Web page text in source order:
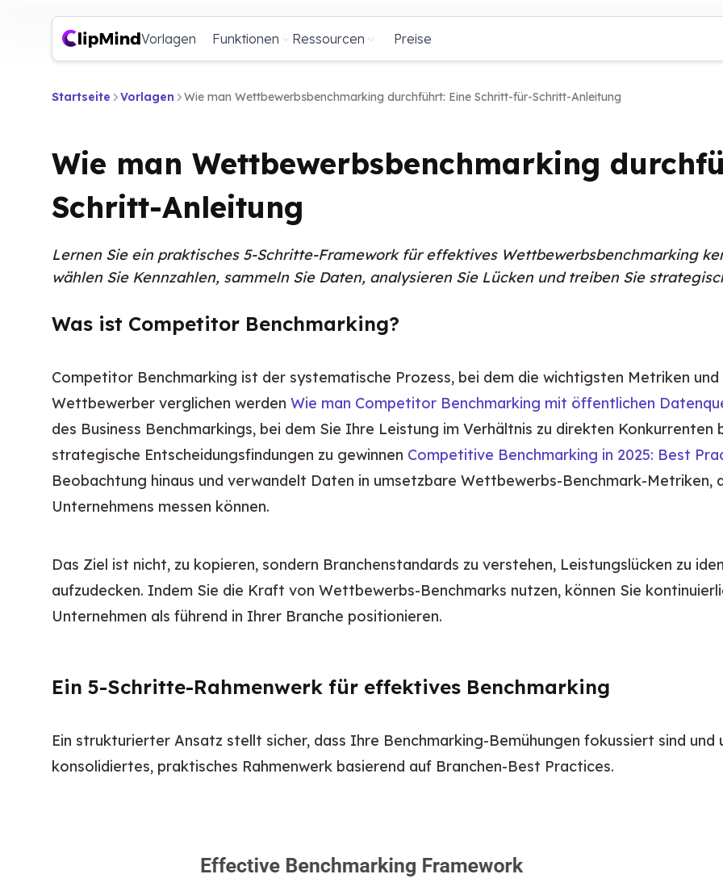
Vorlagen Funktionen Ressourcen Preise
Startseite Vorlagen Wie man Wettbewerbsbenchmarking durchführt: Eine Schritt-für-Schritt-Anleitung
Wie man Wettbewerbsbenchmarking
Schritt-Anleitung
Lernen Sie ein praktisches 5-Schritte-Framework für effektives Wettbewerbsbenchmarking
wählen Sie Kennzahlen, sammeln Sie Daten, analysieren Sie Lücken und treiben Sie
Was ist Competitor Benchmarking?
Competitor Benchmarking ist der systematische Prozess, bei dem die wichtigsten Metriken
Wettbewerber verglichen werden Wie man Competitor Benchmarking mit öffentlichen
des Business Benchmarkings, bei dem Sie Ihre Leistung im Verhältnis zu direkten
strategische Entscheidungsfindungen zu gewinnen Competitive Benchmarking in 2025: Best
Beobachtung hinaus und verwandelt Daten in umsetzbare Wettbewerbs-Benchmark-Metriken,
Unternehmens messen können.
Das Ziel ist nicht, zu kopieren, sondern Branchenstandards zu verstehen, Leistungslücken zu
aufzudecken. Indem Sie die Kraft von Wettbewerbs-Benchmarks nutzen, können Sie
Unternehmen als führend in Ihrer Branche positionieren.
Ein 5-Schritte-Rahmenwerk für effektives Benchmarking
Ein strukturierter Ansatz stellt sicher, dass Ihre Benchmarking-Bemühungen fokussiert sind
konsolidiertes, praktisches Rahmenwerk basierend auf Branchen-Best Practices.